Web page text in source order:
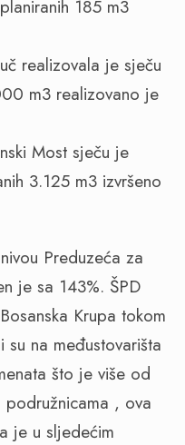
185 m3
realizovala je sječu
m3 realizovano je
Most sječu je
3.125 m3 izvršeno
Preduzeća za
je sa 143%. ŠPD
Krupa tokom
na međustovarišta
što je više od
, ova
je u sljedećim